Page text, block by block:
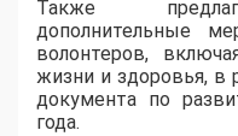
Также
дополнительные
волонтеров,
жизни и здоровья, в
документа по
года.